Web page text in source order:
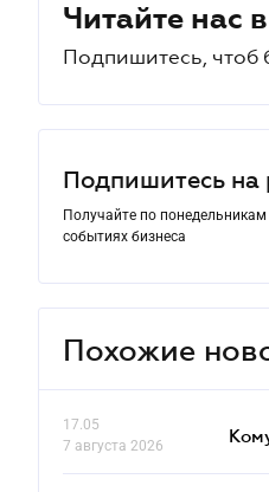
Читайте нас
Подпишитесь, чтоб
Подпишитесь на
Получайте по
событиях бизнеса
Похожие
17.05
7 августа 2026